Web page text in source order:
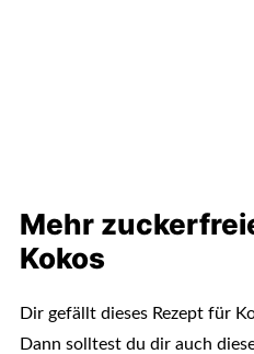
Mehr
Kokos
Dir gefällt dieses Rezept für
Dann solltest du dir auch